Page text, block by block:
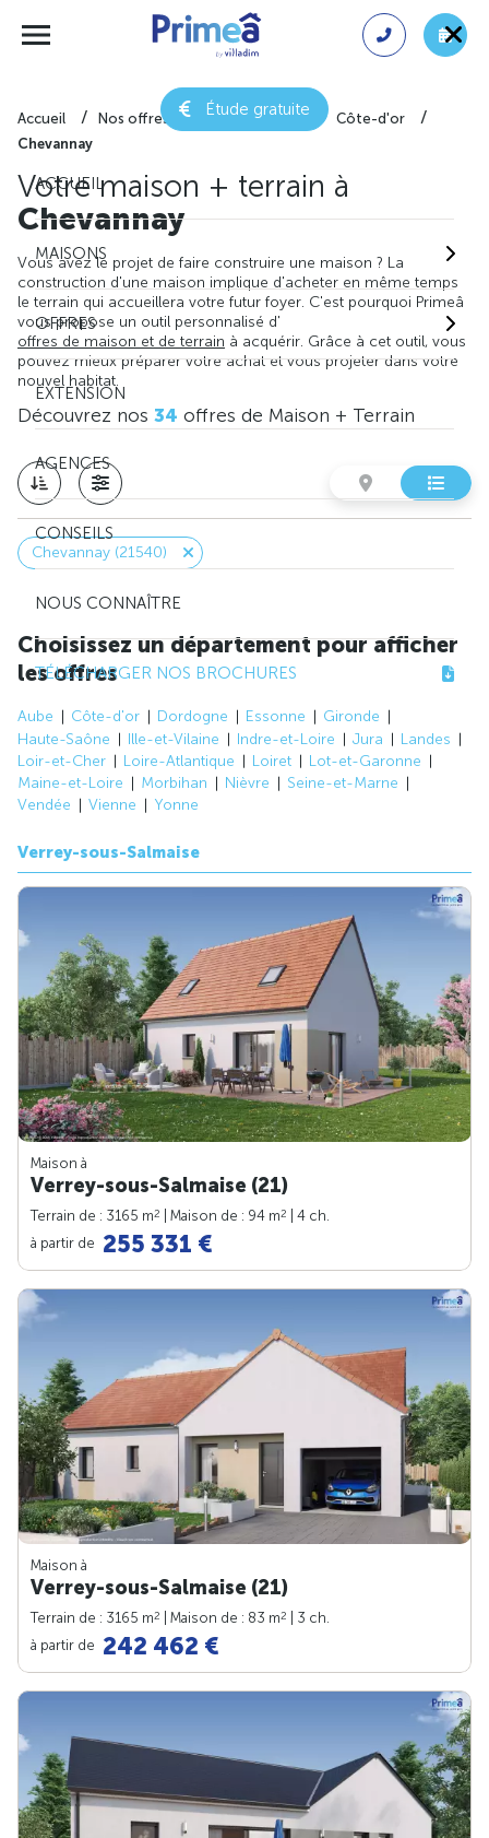
Étude gratuite
ACCUEIL
MAISONS
OFFRES
EXTENSION
AGENCES
CONSEILS
NOUS CONNAÎTRE
TÉLÉCHARGER NOS BROCHURES
Accueil Nos offres de maison + terrain
Côte-d'or
Chevannay
Votre maison + terrain à
Chevannay
Vous avez le projet de faire construire une maison ? La
construction d'une maison implique d'acheter en même temps
le terrain qui accueillera votre futur foyer. C'est pourquoi Primeâ
vous propose un outil personnalisé d'
offres de maison et de terrain à acquérir. Grâce à cet outil, vous
pouvez mieux préparer votre achat et vous projeter dans votre
nouvel habitat.
Découvrez nos 34 offres de Maison + Terrain
Chevannay (21540)
Choisissez un département pour afficher
les offres
Aube Côte-d'or Dordogne Essonne
Gironde
Haute-Saône
Ille-et-Vilaine Indre-et-Loire Jura
Landes
Loir-et-Cher
Loire-Atlantique Loiret
Lot-et-Garonne
Maine-et-Loire
Morbihan Nièvre
Seine-et-Marne
Vendée
Vienne Yonne
Verrey-sous-Salmaise
Maison à
Verrey-sous-Salmaise (21)
Terrain de : 3165 m2 | Maison de : 94 m2
| 4 ch.
à partir de 255 331 €
Maison à
Verrey-sous-Salmaise (21)
Terrain de : 3165 m2 | Maison de : 83 m2
| 3 ch.
à partir de 242 462 €